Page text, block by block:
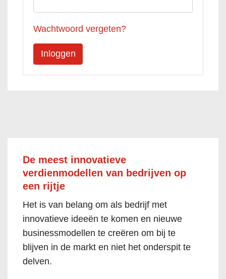
Wachtwoord vergeten?
De meest innovatieve
verdienmodellen van bedrijven op
een rijtje
Het is van belang om als bedrijf met
innovatieve ideeën te komen en nieuwe
businessmodellen te creëren om bij te
blijven in de markt en niet het onderspit te
delven.